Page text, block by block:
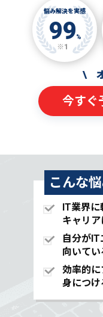
悩み解決を実感
99%
※1
\
今すぐ
こんな
IT業界に
キャリ
自分が
向いて
効率的
身につ